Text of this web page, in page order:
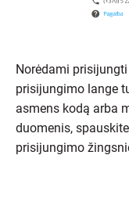
Norėdami
prisijungimo lange
asmens kodą arba
duomenis,
prisijungimo